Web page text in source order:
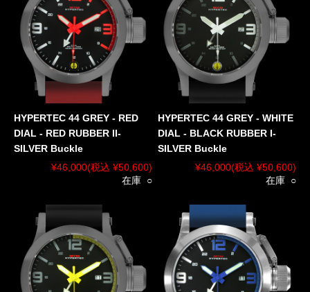
HYPERTEC 44 GREY - RED
DIAL - RED RUBBER II-
SILVER Buckle
¥46,000(税込 ¥50,600)
在庫 ○
HYPERTEC 44 GREY - WHITE
DIAL - BLACK RUBBER I-
SILVER Buckle
¥46,000(税込 ¥50,600)
在庫 ○